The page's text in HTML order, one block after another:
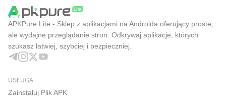
APKPure Lite - Sklep z aplikacjami na Androida oferujący proste,
ale wydajne przeglądanie stron. Odkrywaj aplikacje, których
szukasz łatwiej, szybciej i bezpieczniej.
USŁUGA
Zainstaluj Plik APK